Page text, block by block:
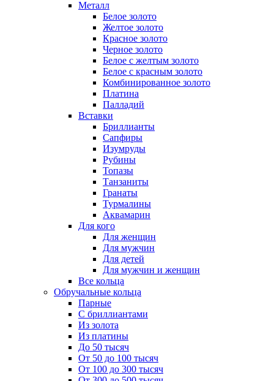
Металл
Белое золото
Желтое золото
Красное золото
Черное золото
Белое с желтым золото
Белое с красным золото
Комбинированное золото
Платина
Палладий
Вставки
Бриллианты
Сапфиры
Изумруды
Рубины
Топазы
Танзаниты
Гранаты
Турмалины
Аквамарин
Для кого
Для женщин
Для мужчин
Для детей
Для мужчин и женщин
Все кольца
Обручальные кольца
Парные
С бриллиантами
Из золота
Из платины
До 50 тысяч
От 50 до 100 тысяч
От 100 до 300 тысяч